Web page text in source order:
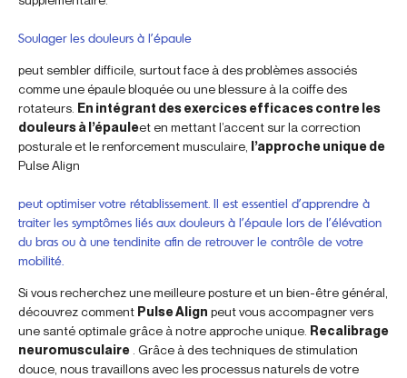
Soulager les douleurs à l’épaule
peut sembler difficile, surtout face à des problèmes associés
comme une épaule bloquée ou une blessure à la coiffe des
rotateurs. En intégrant des exercices efficaces contre les
douleurs à l’épauleet en mettant l’accent sur la correction
posturale et le renforcement musculaire, l’approche unique de
Pulse Align
peut optimiser votre rétablissement. Il est essentiel d’apprendre à
traiter les symptômes liés aux douleurs à l’épaule lors de l’élévation
du bras ou à une tendinite afin de retrouver le contrôle de votre
mobilité.
Si vous recherchez une meilleure posture et un bien-être général,
découvrez comment Pulse Align peut vous accompagner vers
une santé optimale grâce à notre approche unique. Recalibrage
neuromusculaire . Grâce à des techniques de stimulation
douce, nous travaillons avec les processus naturels de votre